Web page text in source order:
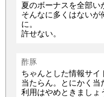
夏のボーナスを全部い
そんなに多くはないが
に。
許せない。
酢豚
ちゃんとした情報サイ
当たらん。とにかく当
利用はやめときましょ